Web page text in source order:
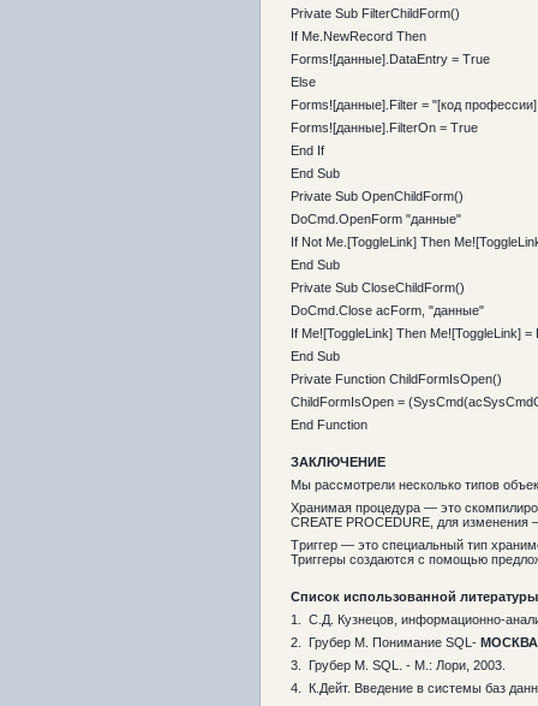
Private Sub FilterChildForm()
If Me.NewRecord Then
Forms![данные].DataEntry = True
Else
Forms![данные].Filter = "[код
Forms![данные].FilterOn = True
End If
End Sub
Private Sub OpenChildForm()
DoCmd.OpenForm "данные"
If Not Me.[ToggleLink] Then
End Sub
Private Sub CloseChildForm()
DoCmd.Close acForm, "данные"
If Me![ToggleLink] Then Me![ToggleLink] =
End Sub
Private Function ChildFormIsOpen()
ChildFormIsOpen =
End Function
ЗАКЛЮЧЕНИЕ
Мы рассмотрели несколько типов
Хранимая процедура — это
CREATE PROCEDURE, для
Tриггер — это специальный тип
Триггеры создаются с помощью
Список использованной литературы
1. С.Д. Кузнецов, информационно-
2. Грубер М. Понимание SQL- МОСКВА
3. Грубер М. SQL. - М.: Лори, 2003.
4. К.Дейт. Введение в системы баз